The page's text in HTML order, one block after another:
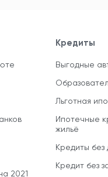
2021
Кредиты
Выгодные
Льготная
Ипотечные
жильё
Кредиты без
Кредит без